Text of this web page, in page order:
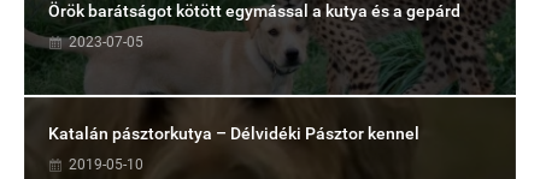
Örök barátságot kötött egymással a kutya és a gepárd
2023-07-05
Katalán pásztorkutya – Délvidéki Pásztor kennel
2019-05-10